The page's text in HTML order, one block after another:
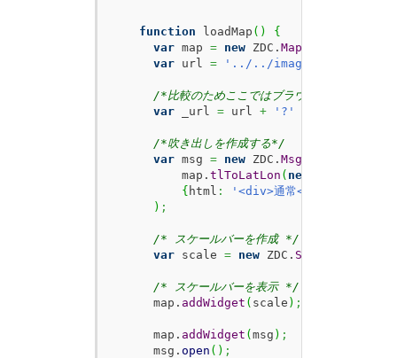
function loadMap ( )
{
var map = new ZDC. Map
var url = '../../image/msginfo/
/*比較のためここではブラウザキャッシュを
var _url = url + '?'
/*吹き出しを作成する*/
var msg = new ZDC. MsgInfo
          map.
tlToLatLon ( new
{ html :
'<div>通常</div><img
) ;
/* スケールバーを作成 */
var scale = new ZDC. ScaleBar
/* スケールバーを表示 */
      map.
addWidget ( scale ) ;
      map.
addWidget ( msg ) ;
      msg.
open ( ) ;